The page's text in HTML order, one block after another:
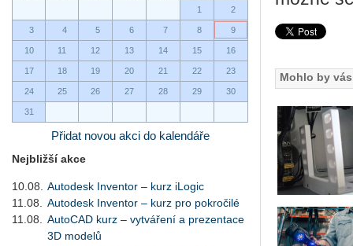
1
2
3 4 5 6 7 8 9
10 11 12 13 14 15 16
17 18 19 20 21 22 23
24 25 26 27 28 29 30
31
Přidat novou akci do kalendáře
Nejbližší akce
10.08.
Autodesk Inventor – kurz iLogic
11.08.
Autodesk Inventor – kurz pro pokročilé
11.08.
AutoCAD kurz – vytváření a prezentace
3D modelů
Mohlo by